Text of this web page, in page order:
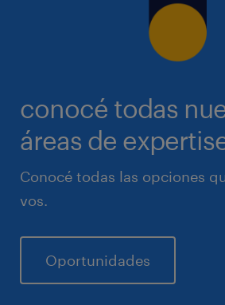
conocé todas
áreas de
Conocé todas las opciones
vos.
Oportunidades